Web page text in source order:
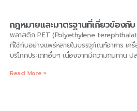
กฎหมายและมาตรฐานที่เกี่ยวข้องกั
พลาสติก PET (Polyethylene
ที่ใช้กันอย่างแพร่หลายในบรรจุภัณฑ์อาหาร เค
บริโภคประเภทอื่นๆ เนื่องจากมีความทนทาน
ส่งผลกระทบต่อสิ่งแวดล้อมอย่างร้ายแรง รัฐบ
Read More »